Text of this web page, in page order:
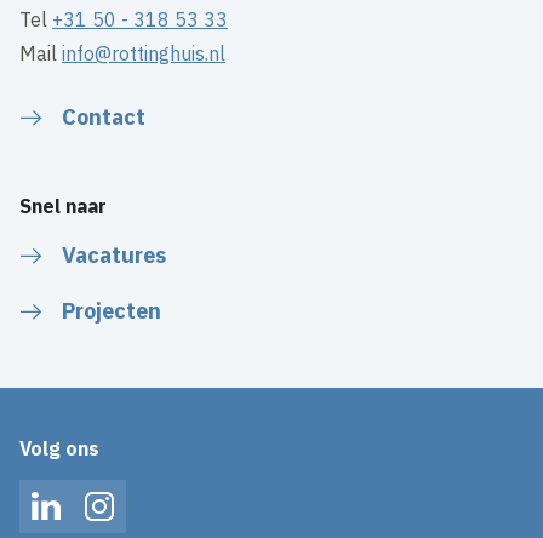
Tel +31 50 - 318 53 33
Mailinfo@rottinghuis.nl
Contact
Snel naar
Vacatures
Projecten
Volg ons
LinkedInInstagram